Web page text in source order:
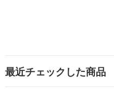
最近チェックした商品